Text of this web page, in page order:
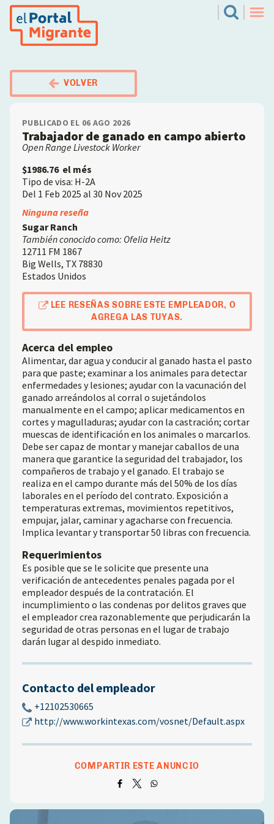
Pasar
contenido
Search
VOLVER
PUBLICADO EL 06 AGO 2026
Trabajador de ganado en campo abierto
Open Range Livestock Worker
$1986.76 el més
Tipo de visa: H-2A
Del 1 Feb 2025 al 30 Nov 2025
Employer
Ninguna reseña
Sugar Ranch
También conocido como: Ofelia Heitz
12711 FM 1867
Big Wells, TX 78830
Estados Unidos
LEE RESEÑAS SOBRE ESTE EMPLEADOR, O
AGREGA LAS TUYAS.
Acerca del empleo
Alimentar, dar agua y conducir al ganado hasta el pasto
para que paste; examinar a los animales para detectar
enfermedades y lesiones; ayudar con la vacunación del
ganado arreándolos al corral o sujetándolos
manualmente en el campo; aplicar medicamentos en
cortes y magulladuras; ayudar con la castración; cortar
muescas de identificación en los animales o marcarlos.
Debe ser capaz de montar y manejar caballos de una
manera que garantice la seguridad del trabajador, los
compañeros de trabajo y el ganado. El trabajo se
realiza en el campo durante más del 50% de los días
laborales en el período del contrato. Exposición a
temperaturas extremas, movimientos repetitivos,
empujar, jalar, caminar y agacharse con frecuencia.
Implica levantar y transportar 50 libras con frecuencia.
Requerimientos
Es posible que se le solicite que presente una
verificación de antecedentes penales pagada por el
empleador después de la contratación. El
incumplimiento o las condenas por delitos graves que
el empleador crea razonablemente que perjudicarán la
seguridad de otras personas en el lugar de trabajo
darán lugar al despido inmediato.
Contacto del empleador
+12102530665
http://www.workintexas.com/vosnet/Default.aspx
COMPARTIR ESTE ANUNCIO